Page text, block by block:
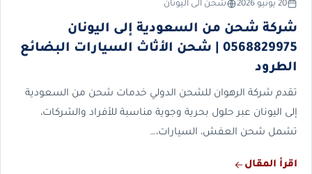
20 يونيو 2026 شحن الى اليونان
شركة شحن من السعودية إلى اليونان
0568829975 | شحن الأثاث السيارات البضائع
الطرود
تقدم شركة الرهوان للشحن الدولي خدمات شحن من السعودية
إلى اليونان عبر حلول بحرية وجوية مناسبة للأفراد والشركات،
تشمل شحن العفش، السيارات،…
اقرأ المقال